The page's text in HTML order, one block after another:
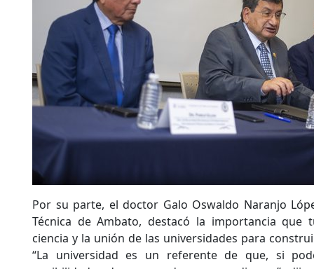
Por su parte, el doctor Galo Oswaldo Naranjo
Técnica de Ambato, destacó la importancia que
ciencia y la unión de las universidades para
“La universidad es un referente de que, si